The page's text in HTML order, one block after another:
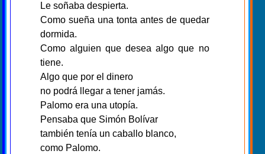
Le soñaba despierta.
Como sueña una tonta antes de quedar
dormida.
Como alguien que desea algo que no
tiene.
Algo que por el dinero
no podrá llegar a tener jamás.
Palomo era una utopía.
Pensaba que Simón Bolívar
también tenía un caballo blanco,
como Palomo.